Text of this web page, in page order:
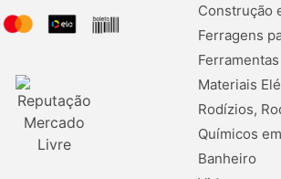
Construção
Ferragens
Materiais
Rodízios,
Químicos
Banheiro